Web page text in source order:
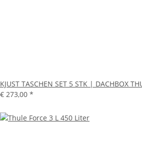
KJUST TASCHEN SET 5 STK | DACHBOX
€ 273,00 *